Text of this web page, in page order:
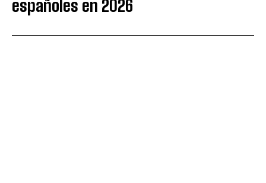
españoles en 2026